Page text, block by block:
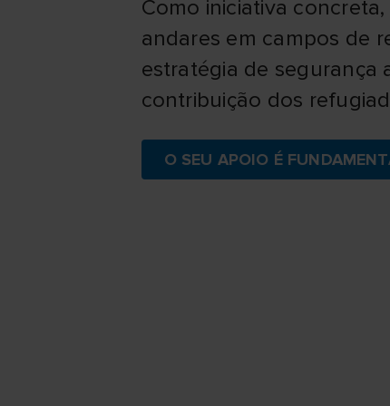
Como iniciativa
andares em campos de
estratégia de segurança
contribuição dos
O SEU APOIO É